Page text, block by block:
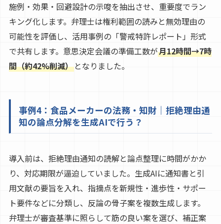
施例・効果・回避設計の示唆を抽出させ、重要度でラン
キング化します。弁理士は権利範囲の読みと無効理由の
可能性を評価し、活用事例の「警戒特許レポート」形式
で共有します。意思決定会議の準備工数が月12時間→7時
間（約42%削減）となりました。
事例4：食品メーカーの法務・知財｜拒絶理由通
知の論点分解を生成AIで行う？
導入前は、拒絶理由通知の読解と論点整理に時間がかか
り、対応期限が逼迫していました。生成AIに通知書と引
用文献の要旨を入れ、指摘点を新規性・進歩性・サポー
ト要件などに分類し、反論の骨子案を複数生成します。
弁理士が審査基準に照らして筋の良い案を選び、補正案